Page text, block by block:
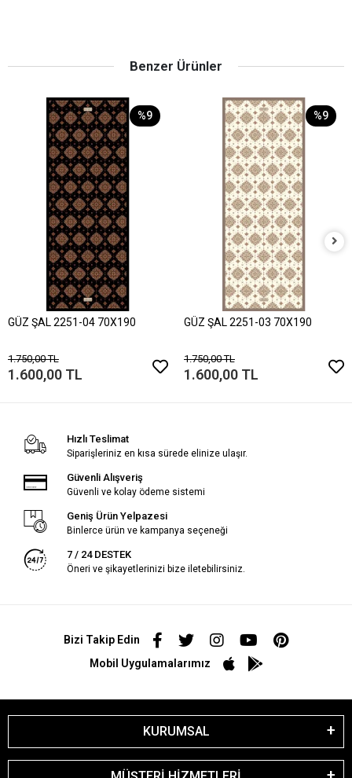
Benzer Ürünler
%9
GÜZ ŞAL 2251-04 70X190
1.750,00 TL
1.600,00 TL
%9
GÜZ ŞAL 2251-03 70X190
1.750,00 TL
1.600,00 TL
Hızlı Teslimat
Siparişleriniz en kısa sürede elinize ulaşır.
Güvenli Alışveriş
Güvenli ve kolay ödeme sistemi
Geniş Ürün Yelpazesi
Binlerce ürün ve kampanya seçeneği
7 / 24 DESTEK
Öneri ve şikayetlerinizi bize iletebilirsiniz.
Bizi Takip Edin
Mobil Uygulamalarımız
KURUMSAL